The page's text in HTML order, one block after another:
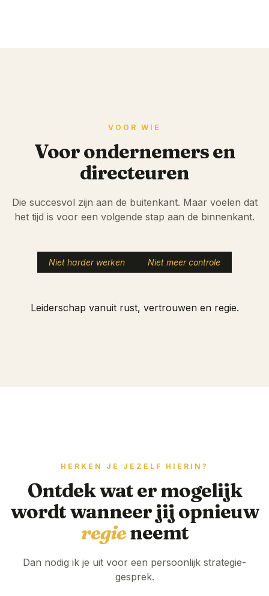
VOOR WIE
Voor ondernemers en
directeuren
Die succesvol zijn aan de buitenkant. Maar voelen dat
het tijd is voor een volgende stap aan de binnenkant.
Niet harder werken Niet meer controle
Leiderschap vanuit rust, vertrouwen en regie.
HERKEN JE JEZELF HIERIN?
Ontdek wat er mogelijk
wordt wanneer jij opnieuw
regieneemt
Dan nodig ik je uit voor een persoonlijk strategie-
gesprek.